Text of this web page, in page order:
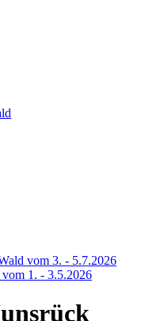
vom 3. - 5.7.2026
1. - 3.5.2026